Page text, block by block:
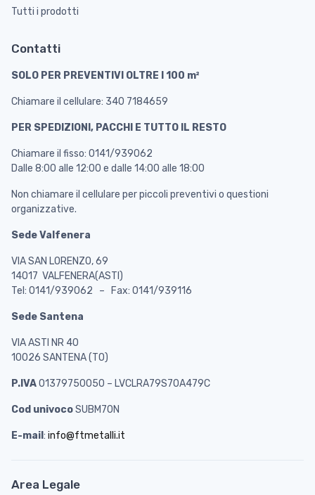
Tutti i prodotti
Contatti
SOLO PER PREVENTIVI OLTRE I 100 m²
Chiamare il cellulare: 340 7184659
PER SPEDIZIONI, PACCHI E TUTTO IL RESTO
Chiamare il fisso: 0141/939062
Dalle 8:00 alle 12:00 e dalle 14:00 alle 18:00
Non chiamare il cellulare per piccoli preventivi o questioni
organizzative.
Sede Valfenera
VIA SAN LORENZO, 69
14017 VALFENERA(ASTI)
Tel: 0141/939062 – Fax: 0141/939116
Sede Santena
VIA ASTI NR 40
10026 SANTENA (TO)
P.IVA01379750050 – LVCLRA79S70A479C
Cod univocoSUBM70N
E-mail : info@ftmetalli.it
Area Legale